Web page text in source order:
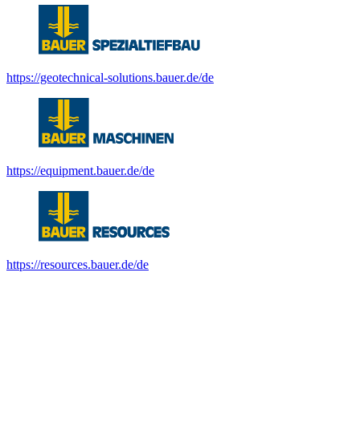
https://geotechnical-solutions.bauer.de/de
https://equipment.bauer.de/de
https://resources.bauer.de/de